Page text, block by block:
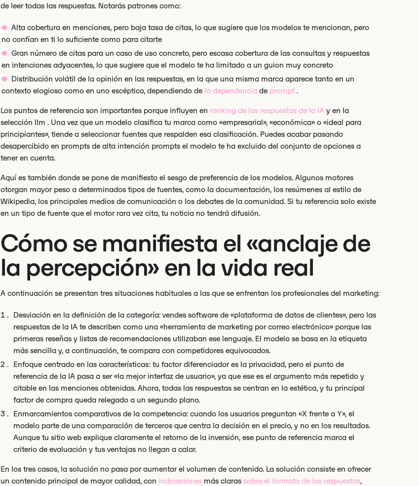
de leer todas las respuestas. Notarás patrones como:
Alta cobertura en menciones, pero baja tasa de citas, lo que sugiere que los modelos te mencionan, pero
no confían en ti lo suficiente como para citarte
Gran número de citas para un caso de uso concreto, pero escasa cobertura de las consultas y respuestas
en intenciones adyacentes, lo que sugiere que el modelo te ha limitado a un guion muy concreto
Distribución volátil de la opinión en las respuestas, en la que una misma marca aparece tanto en un
contexto elogioso como en uno escéptico, dependiendo de la dependencia de prompt.
Los puntos de referencia son importantes porque influyen en ranking de las respuestas de la IA y en la
selección llm . Una vez que un modelo clasifica tu marca como «empresarial», «económica» o «ideal para
principiantes», tiende a seleccionar fuentes que respalden esa clasificación. Puedes acabar pasando
desapercibido en prompts de alta intención prompts el modelo te ha excluido del conjunto de opciones a
tener en cuenta.
Aquí es también donde se pone de manifiesto el sesgo de preferencia de los modelos. Algunos motores
otorgan mayor peso a determinados tipos de fuentes, como la documentación, los resúmenes al estilo de
Wikipedia, los principales medios de comunicación o los debates de la comunidad. Si tu referencia solo existe
en un tipo de fuente que el motor rara vez cita, tu noticia no tendrá difusión.
Cómo se manifiesta el «anclaje de
la percepción» en la vida real
A continuación se presentan tres situaciones habituales a las que se enfrentan los profesionales del marketing:
Desviación en la definición de la categoría: vendes software de «plataforma de datos de clientes», pero las
respuestas de la IA te describen como una «herramienta de marketing por correo electrónico» porque las
primeras reseñas y listas de recomendaciones utilizaban ese lenguaje. El modelo se basa en la etiqueta
más sencilla y, a continuación, te compara con competidores equivocados.
Enfoque centrado en las características: tu factor diferenciador es la privacidad, pero el punto de
referencia de la IA pasa a ser «la mejor interfaz de usuario», ya que ese es el argumento más repetido y
citable en las menciones obtenidas. Ahora, todas las respuestas se centran en la estética, y tu principal
factor de compra queda relegado a un segundo plano.
Enmarcamientos comparativos de la competencia: cuando los usuarios preguntan «X frente a Y», el
modelo parte de una comparación de terceros que centra la decisión en el precio, y no en los resultados.
Aunque tu sitio web explique claramente el retorno de la inversión, ese punto de referencia marca el
criterio de evaluación y tus ventajas no llegan a calar.
En los tres casos, la solución no pasa por aumentar el volumen de contenido. La solución consiste en ofrecer
un contenido principal de mayor calidad, con indicaciones más claras sobre el formato de las respuestas,